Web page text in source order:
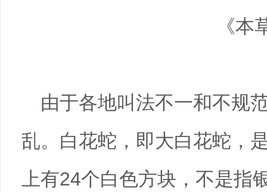
《本
由于各地叫法不一和不规
乱。白花蛇，即大白花蛇，
上有24个白色方块，不是指